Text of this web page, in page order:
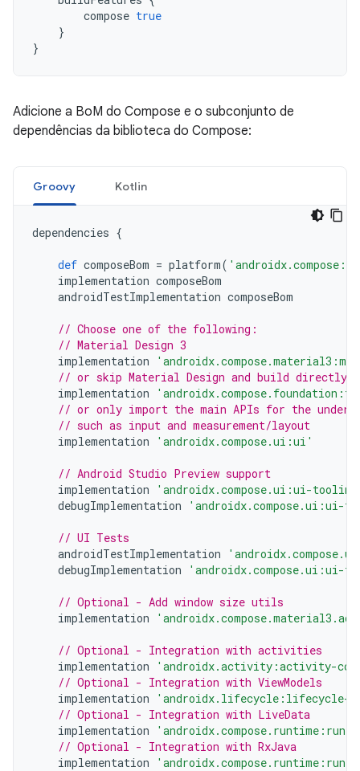
compose true
}
}
Adicione a BoM do Compose e o subconjunto de
dependências da biblioteca do Compose:
Groovy Kotlin
dependencies {
def composeBom = platform(
implementation composeBom
androidTestImplementation composeBom
// Choose one of the following:
// Material Design 3
implementation
// or skip Material Design and build directly
implementation
// or only import the main APIs for the
// such as input and measurement/layout
implementation
'androidx.compose.ui:ui'
// Android Studio Preview support
implementation
'androidx.compose.ui:ui-
debugImplementation
'androidx.compose.ui:ui-
// UI Tests
androidTestImplementation
debugImplementation
'androidx.compose.ui:ui-
// Optional - Add window size utils
implementation
// Optional - Integration with activities
implementation
'androidx.activity:activity-
// Optional - Integration with ViewModels
implementation
'androidx.lifecycle:lifecycle-
// Optional - Integration with LiveData
implementation
// Optional - Integration with RxJava
implementation